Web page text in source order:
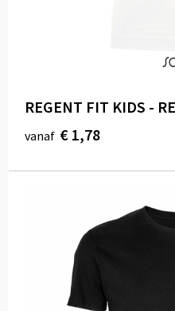
REGENT FIT KIDS -
vanaf € 1,78